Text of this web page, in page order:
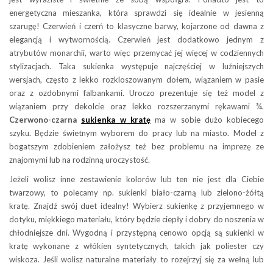
energetyczna mieszanka, która sprawdzi się idealnie w jesienną
szarugę! Czerwień i czerń to klasyczne barwy, kojarzone od dawna z
elegancją i wytwornością. Czerwień jest dodatkowo jednym z
atrybutów monarchii, warto więc przemycać jej więcej w codziennych
stylizacjach. Taka sukienka występuje najczęściej w luźniejszych
wersjach, często z lekko rozkloszowanym dołem, wiązaniem w pasie
oraz z ozdobnymi falbankami. Uroczo prezentuje się też model z
wiązaniem przy dekolcie oraz lekko rozszerzanymi rękawami ¾.
Czerwono-czarna sukienka w kratęma w sobie dużo kobiecego
szyku. Będzie świetnym wyborem do pracy lub na miasto. Model z
bogatszym zdobieniem założysz też bez problemu na imprezę ze
znajomymi lub na rodzinną uroczystość.
Jeżeli wolisz inne zestawienie kolorów lub ten nie jest dla Ciebie
twarzowy, to polecamy np. sukienki biało-czarną lub zielono-żółtą
kratę. Znajdź swój duet idealny! Wybierz sukienkę z przyjemnego w
dotyku, miękkiego materiału, który będzie ciepły i dobry do noszenia w
chłodniejsze dni. Wygodną i przystępną cenowo opcją są sukienki w
kratę wykonane z włókien syntetycznych, takich jak poliester czy
wiskoza. Jeśli wolisz naturalne materiały to rozejrzyj się za wełną lub